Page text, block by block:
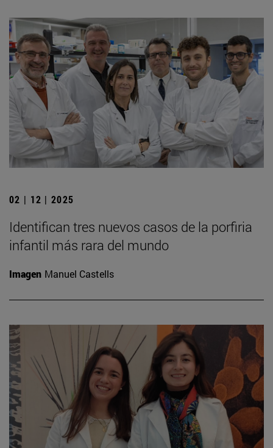
02 | 12 | 2025
Identifican tres nuevos casos de la porfiria
infantil más rara del mundo
Imagen Manuel Castells